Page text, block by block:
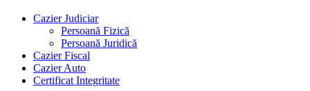
Cazier Judiciar
Persoană Fizică
Persoană Juridică
Cazier Fiscal
Cazier Auto
Certificat Integritate